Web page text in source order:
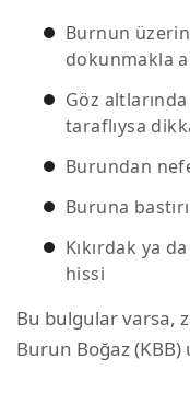
Burnun
dokunmakla
Göz
taraflıysa
Burundan
Buruna
Kıkırdak ya
hissi
Bu bulgular varsa,
Burun Boğaz (KBB)